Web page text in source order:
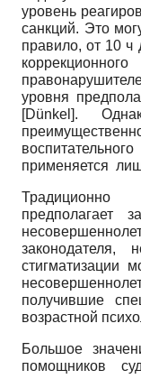
уровень
санкций. Это
правило, от 10 ч
уровня
[Dünkel ].
применяется
Традиционно
предполагает
законодателя,
стигматизации
получившие
возрастной
Большое
помощников